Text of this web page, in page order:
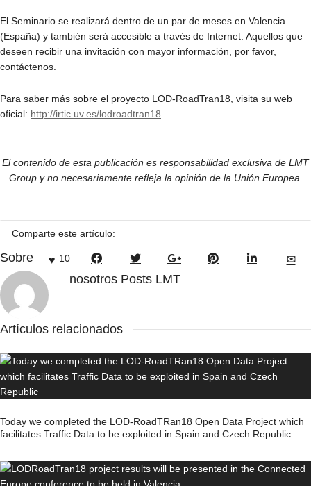
El Seminario se realizará dentro de un par de meses en Valencia
(España) y también será accesible a través de Internet. Aquellos que
deseen recibir una invitación con mayor información, por favor,
contáctenos.
Para saber más sobre el proyecto LOD-RoadTran18, visita su web
oficial: http://irtic.uv.es/lodroadtran18
El contenido de esta publicación es responsabilidad exclusiva de LMT
Group y no necesariamente refleja la opinión de la Unión Europea.
Comparte este artículo:
10
Sobre
nosotros Posts LMT
Artículos relacionados
Today we completed the LOD-RoadTRan18 Open Data Project which
facilitates Traffic Data to be exploited in Spain and Czech Republic